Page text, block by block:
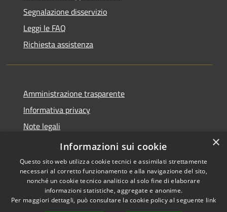
Segnalazione disservizio
Leggi le FAQ
Richiesta assistenza
Amministrazione trasparente
Informativa privacy
Note legali
Dichiarazione di accessibilità
Accessibilità
Copyright © 2026 • Città di
Gonzaga • Powered by
×
Informazioni sui cookie
Questo sito web utilizza cookie tecnici e assimilati strettamente
necessari al corretto funzionamento e alla navigazione del sito,
nonché un cookie tecnico analitico al solo fine di elaborare
informazioni statistiche, aggregate e anonime.
Per maggiori dettagli, può consultare la cookie policy al seguente link